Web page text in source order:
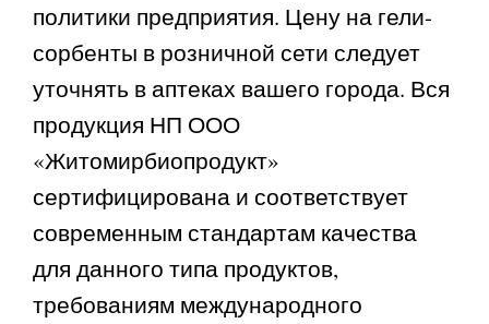
политики предприятия. Цену на гели-
сорбенты в розничной сети следует
уточнять в аптеках вашего города. Вся
продукция НП ООО
«Житомирбиопродукт»
сертифицирована и соответствует
современным стандартам качества
для данного типа продуктов,
требованиям международного